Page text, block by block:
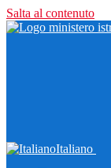
Salta al contenuto
Italiano